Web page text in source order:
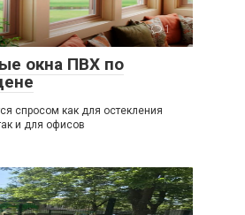
1
окна ПВХ по
спросом как для остекления
и для офисов